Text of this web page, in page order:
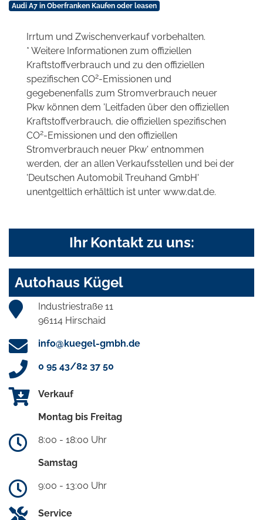
Audi A7 in Oberfranken Kaufen oder leasen
Irrtum und Zwischenverkauf vorbehalten.
* Weitere Informationen zum offiziellen
Kraftstoffverbrauch und zu den offiziellen
spezifischen CO2-Emissionen und
gegebenenfalls zum Stromverbrauch neuer
Pkw können dem 'Leitfaden über den offiziellen
Kraftstoffverbrauch, die offiziellen spezifischen
CO2-Emissionen und den offiziellen
Stromverbrauch neuer Pkw' entnommen
werden, der an allen Verkaufsstellen und bei der
'Deutschen Automobil Treuhand GmbH'
unentgeltlich erhältlich ist unter www.dat.de.
Ihr Kontakt zu uns:
Autohaus Kügel
Industriestraße 11
96114 Hirschaid
info@kuegel-gmbh.de
0 95 43/82 37 50
Verkauf
Montag bis Freitag
8:00 - 18:00 Uhr
Samstag
9:00 - 13:00 Uhr
Service